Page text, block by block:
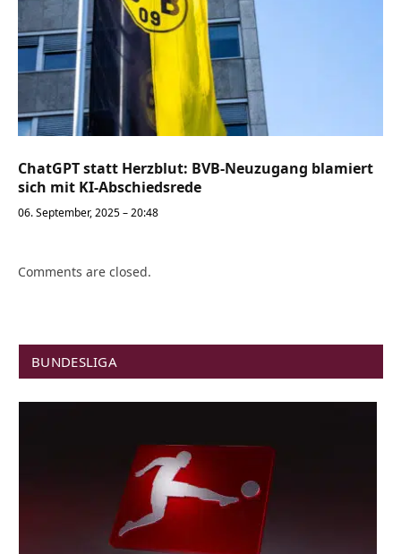
ChatGPT statt Herzblut: BVB-Neuzugang blamiert
sich mit KI-Abschiedsrede
06. September, 2025 – 20:48
Comments are closed.
BUNDESLIGA